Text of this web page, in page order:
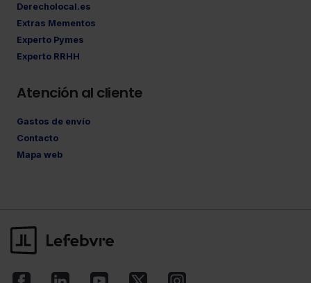
Derecholocal.es
Extras Mementos
Experto Pymes
Experto RRHH
Atención al cliente
Gastos de envío
Contacto
Mapa web